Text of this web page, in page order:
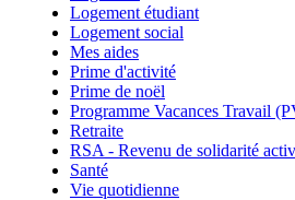
Logement étudiant
Logement social
Mes aides
Prime d'activité
Prime de noël
Programme Vacances Travail
Retraite
RSA - Revenu de solidarité
Santé
Vie quotidienne